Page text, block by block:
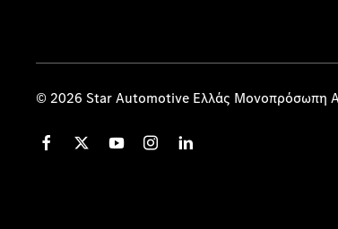
© 2026 Star Automotive Ελλάς Μονοπρόσωπη